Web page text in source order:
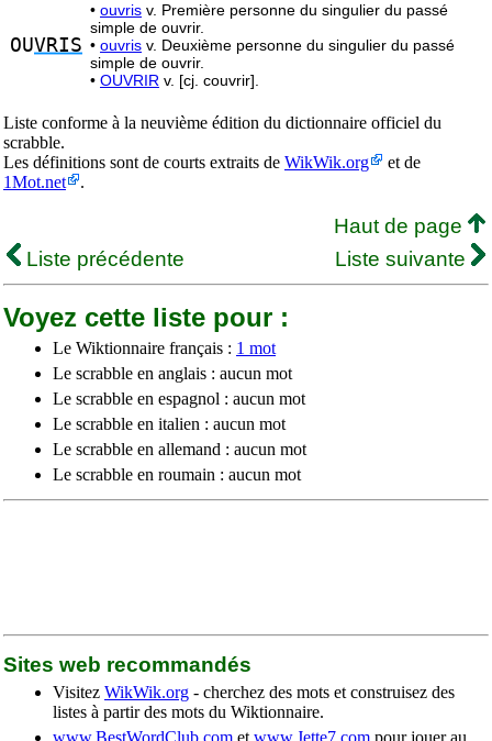
OUVRIS
• ouvris v. Première personne du singulier du passé
simple de ouvrir.
• ouvris v. Deuxième personne du singulier du passé
simple de ouvrir.
• OUVRIR v. [cj. couvrir].
Liste conforme à la neuvième édition du dictionnaire officiel du
scrabble.
Les définitions sont de courts extraits de WikWik.org
et de
1Mot.net
.
Haut de page
Liste précédente
Liste suivante
Voyez cette liste pour :
Le Wiktionnaire français : 1 mot
Le scrabble en anglais : aucun mot
Le scrabble en espagnol : aucun mot
Le scrabble en italien : aucun mot
Le scrabble en allemand : aucun mot
Le scrabble en roumain : aucun mot
Sites web recommandés
Visitez WikWik.org - cherchez des mots et construisez des
listes à partir des mots du Wiktionnaire.
www.BestWordClub.com et www.Jette7.com pour jouer au